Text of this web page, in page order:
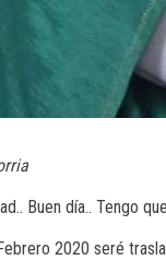
Buen día.. Tengo
2020 seré